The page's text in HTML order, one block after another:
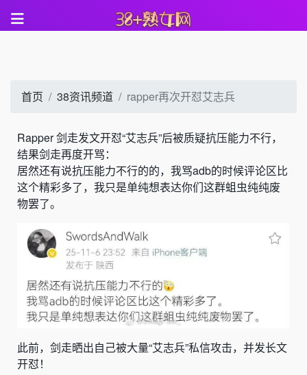
首页 38资讯频道 rapper再次开怼艾志兵
Rapper 剑走发文开怼“艾志兵”后被质疑抗压能力不行，
结果剑走再度开骂：
居然还有说抗压能力不行的的，我骂adb的时候评论区比
这个精彩多了，我只是单纯想表达你们这群蛆虫纯纯废
物罢了。
此前， 剑走晒出自己被大量“艾志兵”私信攻击，并发长文
开怼！